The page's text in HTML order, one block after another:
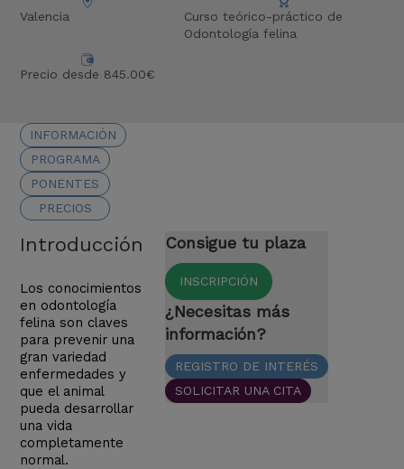
Valencia
Curso teórico-práctico de
Odontología felina
Precio desde 845.00€
INFORMACIÓN
PROGRAMA
PONENTES
PRECIOS
Introducción
Los conocimientos
en odontología
felina son claves
para prevenir una
gran variedad
enfermedades y
que el animal
pueda desarrollar
una vida
completamente
normal.
Consigue tu plaza
INSCRIPCIÓN
¿Necesitas más
información?
REGISTRO DE INTERÉS
SOLICITAR UNA CITA